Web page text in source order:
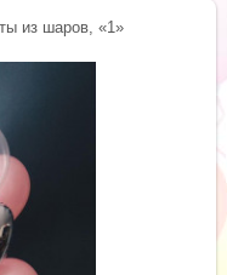
из шаров, «1»